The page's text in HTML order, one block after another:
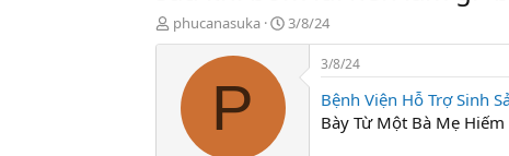
T
h
phucanasuka
N
g
3/8/24
P
3/8/24
Bệnh Viện Hỗ Trợ Sinh
Bày Từ Một Bà Mẹ